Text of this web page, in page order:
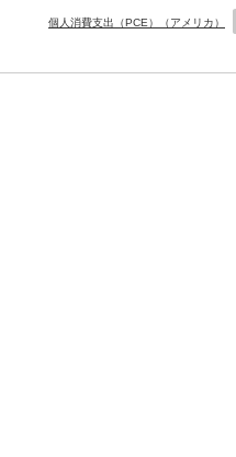
個人消費支出（PCE）（アメリカ）